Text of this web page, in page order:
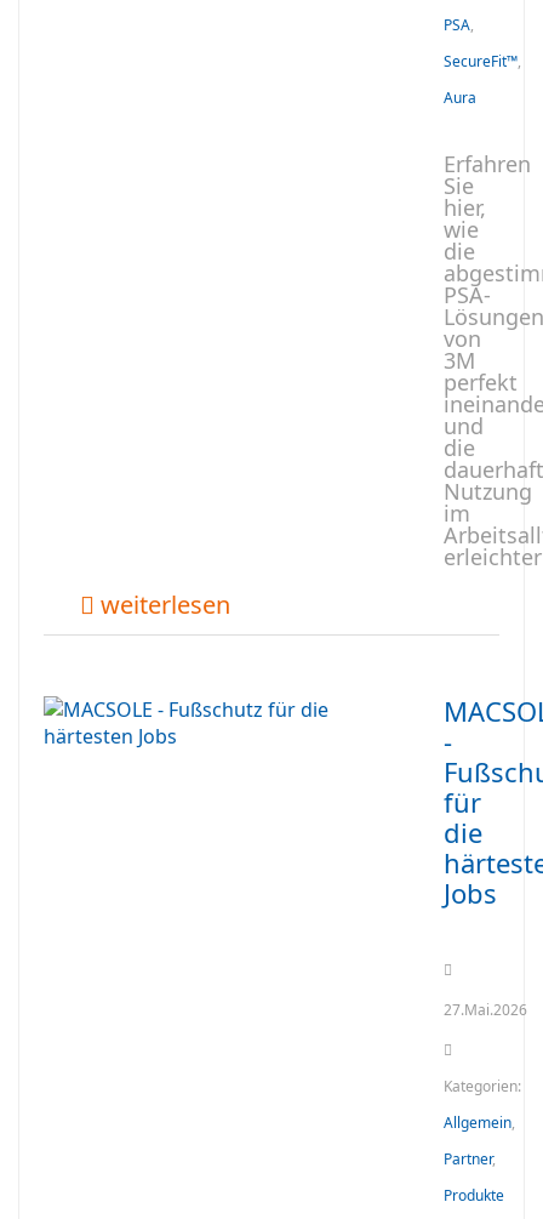
PSA,
SecureFit™,
Aura
Erfahren
Sie
hier,
wie
die
PSA-
Lösungen
von
3M
perfekt
und
die
Nutzung
im
weiterlesen
-
für
die
Jobs
27.Mai.2026
Kategorien:
Allgemein,
Partner,
Produkte